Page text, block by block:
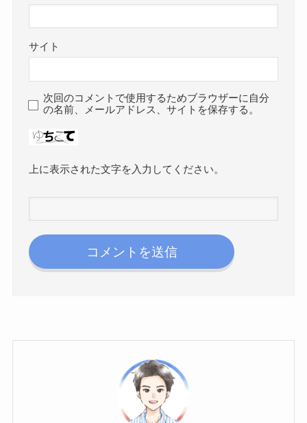
サイト
次回のコメントで使用するためブラウザーに自分
の名前、メールアドレス、サイトを保存する。
上に表示された文字を入力してください。